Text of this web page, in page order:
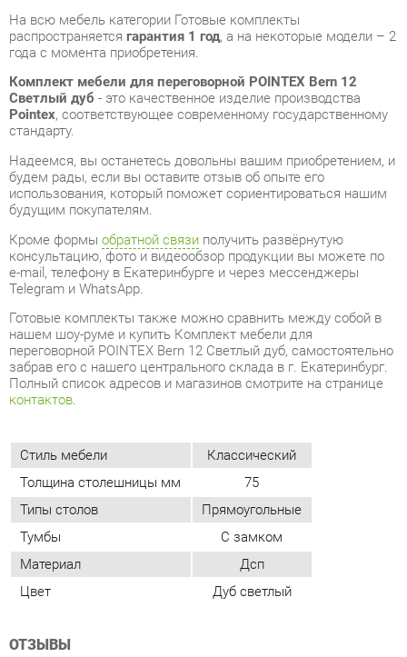
стандарту.
Надеемся, вы останетесь довольны вашим приобретением, и
использования, который поможет сориентироваться нашим
будущим покупателям.
Кроме формы
обратной связи получить развёрнутую
консультацию, фото и видеообзор продукции вы можете по
e-mail, телефону в Екатеринбурге и через мессенджеры
Telegram и WhatsApp.
Готовые комплекты также можно сравнить между собой в
нашем шоу-руме и купить Комплект мебели для
переговорной POINTEX Bern 12 Светлый дуб, самостоятельно
забрав его с нашего центрального склада в г. Екатеринбург.
Полный список адресов и магазинов смотрите на странице
контактов.
Стиль мебели
Классический
Толщина столешницы мм
75
Типы столов
Прямоугольные
Цвет
Дуб светлый
ОТЗЫВЫ
Пока нет отзывов, поделитесь первым своим мнением.
ДОБАВИТЬ ОТЗЫВ